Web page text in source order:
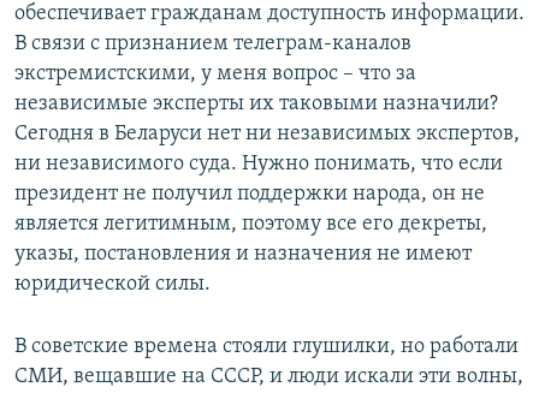
обеспечивает гражданам доступность информации.
В связи с признанием телеграм-каналов
экстремистскими, у меня вопрос – что за
независимые эксперты их таковыми назначили?
Сегодня в Беларуси нет ни независимых экспертов,
ни независимого суда. Нужно понимать, что если
президент не получил поддержки народа, он не
является легитимным, поэтому все его декреты,
указы, постановления и назначения не имеют
юридической силы.
В советские времена стояли глушилки, но работали
СМИ, вещавшие на СССР, и люди искали эти волны,